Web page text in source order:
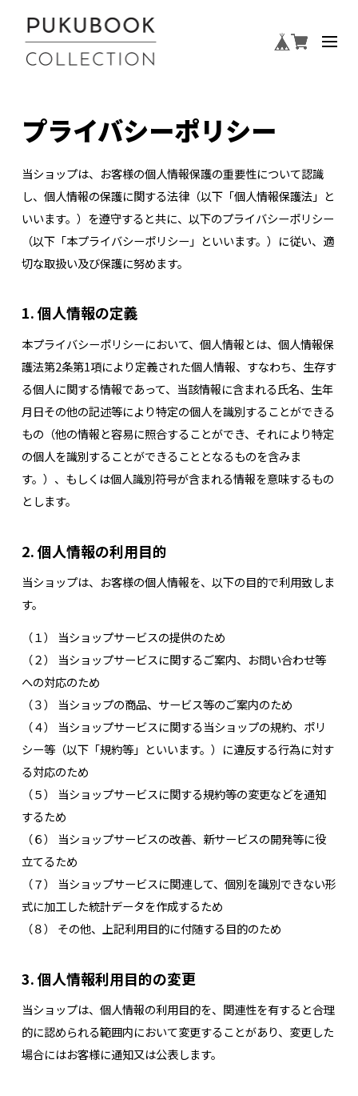
プライバシーポリシー
当ショップは、お客様の個人情報保護の重要性について認識
し、個人情報の保護に関する法律（以下「個人情報保護法」と
いいます。）を遵守すると共に、以下のプライバシーポリシー
（以下「本プライバシーポリシー」といいます。）に従い、適
切な取扱い及び保護に努めます。
1. 個人情報の定義
本プライバシーポリシーにおいて、個人情報とは、個人情報保
護法第2条第1項により定義された個人情報、すなわち、生存す
る個人に関する情報であって、当該情報に含まれる氏名、生年
月日その他の記述等により特定の個人を識別することができる
もの（他の情報と容易に照合することができ、それにより特定
の個人を識別することができることとなるものを含みま
す。）、もしくは個人識別符号が含まれる情報を意味するもの
とします。
2. 個人情報の利用目的
当ショップは、お客様の個人情報を、以下の目的で利用致しま
す。
（１） 当ショップサービスの提供のため
（２） 当ショップサービスに関するご案内、お問い合わせ等
への対応のため
（３） 当ショップの商品、サービス等のご案内のため
（４） 当ショップサービスに関する当ショップの規約、ポリ
シー等（以下「規約等」といいます。）に違反する行為に対す
る対応のため
（５） 当ショップサービスに関する規約等の変更などを通知
するため
（６） 当ショップサービスの改善、新サービスの開発等に役
立てるため
（７） 当ショップサービスに関連して、個別を識別できない形
式に加工した統計データを作成するため
（８） その他、上記利用目的に付随する目的のため
3. 個人情報利用目的の変更
当ショップは、個人情報の利用目的を、関連性を有すると合理
的に認められる範囲内において変更することがあり、変更した
場合にはお客様に通知又は公表します。